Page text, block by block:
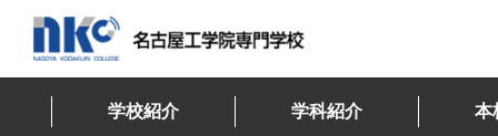
学校紹介 学科紹介 本